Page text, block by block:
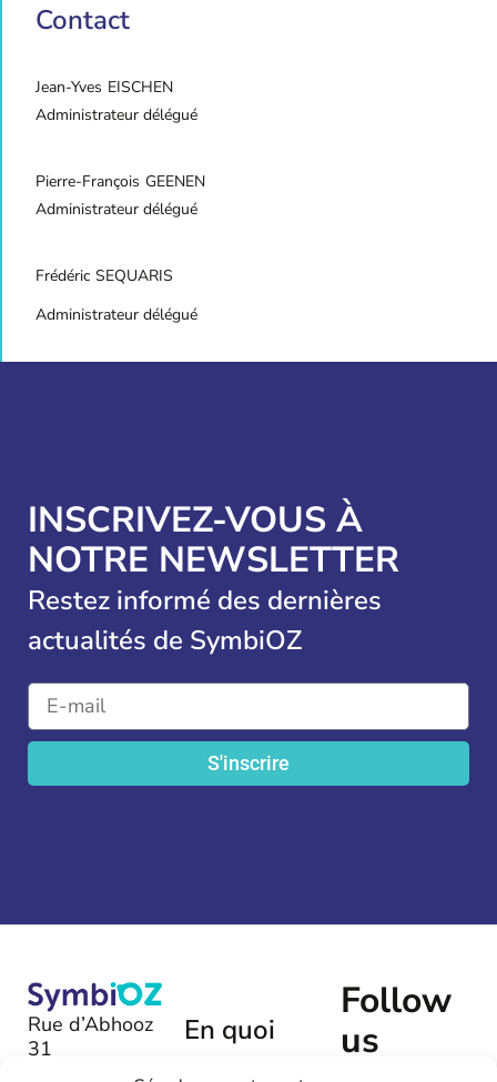
Contact
Jean-Yves EISCHEN
Administrateur délégué
Pierre-François GEENEN
Administrateur délégué
Frédéric SEQUARIS
Administrateur délégué
INSCRIVEZ-VOUS À
NOTRE NEWSLETTER
Restez informé des dernières
actualités de SymbiOZ
S'inscrire
Rue d’Abhooz
31
En quoi
Follow
us